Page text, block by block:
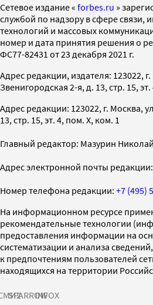
Cетевое издание « forbes.ru »
службой по надзору в сфере
технологий и массовых
номер и дата принятия решения о
ФС77-82431 от 23 декабря 2021 г.
Адрес редакции, издателя: 123022,
Звенигородская 2-я, д. 13, стр. 15,
Адрес редакции: 123022, г. Москва,
13, стр. 15, эт. 4, пом. X, ком. 1
Главный редактор: Мазурин
Адрес электронной почты редакции:
Номер телефона редакции: +7 (495)
На информационном ресурсе
рекомендательные технологии
предоставления информации на
систематизации и анализа
к предпочтениям пользователей
находящихся на территории
SPARROWINFOX